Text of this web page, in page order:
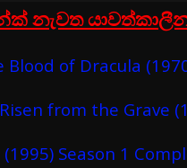
නැවත
Blood of Dracula
from the Grave
Season 1